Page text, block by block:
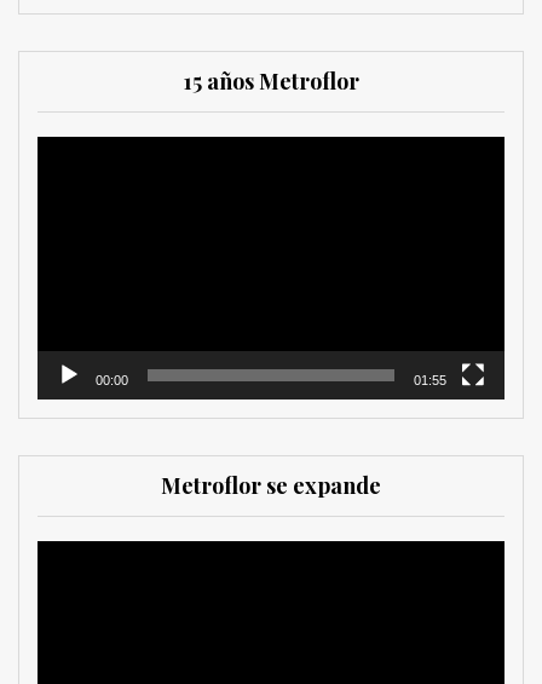
15 años Metroflor
00:00 01:55
Metroflor se expande